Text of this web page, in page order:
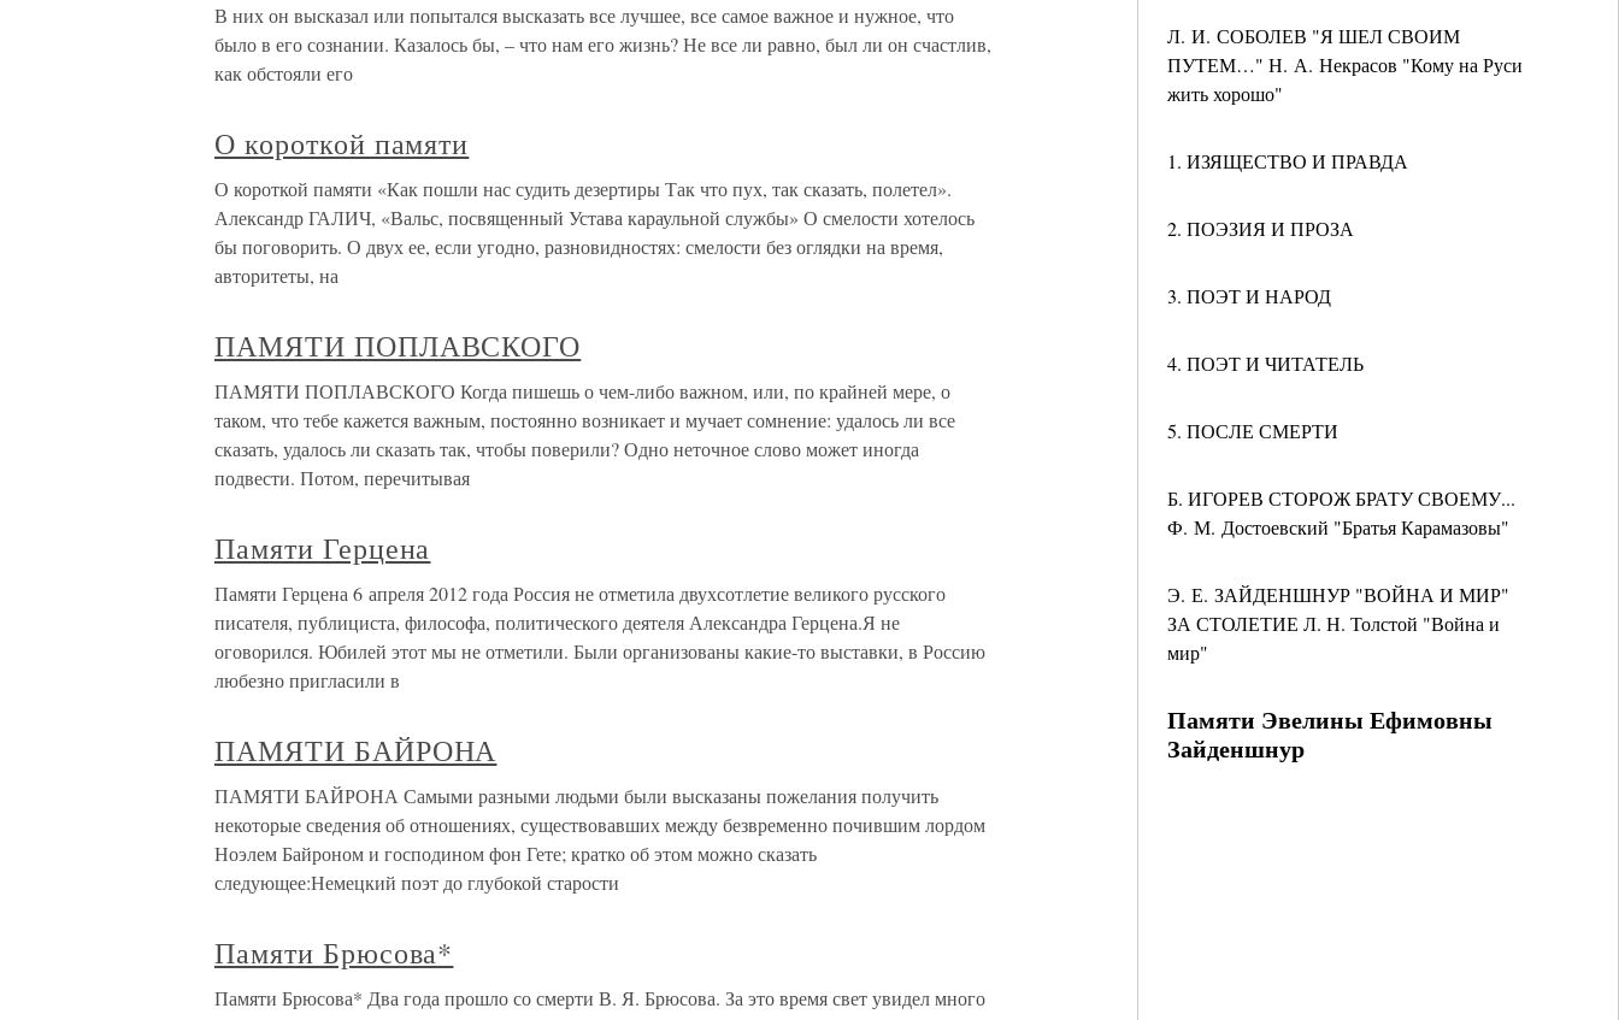
Л. И. СОБОЛЕВ "Я ШЕЛ СВОИМ
ПУТЕМ…" Н. А. Некрасов "Кому на Руси
жить хорошо"
1. ИЗЯЩЕСТВО И ПРАВДА
2. ПОЭЗИЯ И ПРОЗА
3. ПОЭТ И НАРОД
4. ПОЭТ И ЧИТАТЕЛЬ
5. ПОСЛЕ СМЕРТИ
Б. ИГОРЕВ СТОРОЖ БРАТУ СВОЕМУ...
Ф. М. Достоевский "Братья Карамазовы"
Э. Е. ЗАЙДЕНШНУР "ВОЙНА И МИР"
ЗА СТОЛЕТИЕ Л. Н. Толстой "Война и
мир"
Памяти Эвелины Ефимовны
Зайденшнур
В них он высказал или попытался высказать все лучшее, все самое важное и нужное, что
было в его сознании. Казалось бы, – что нам его жизнь? Не все ли равно, был ли он счастлив,
как обстояли его
О короткой памяти
О короткой памяти «Как пошли нас судить дезертиры Так что пух, так сказать, полетел».
Александр ГАЛИЧ, «Вальс, посвященный Устава караульной службы» О смелости хотелось
бы поговорить. О двух ее, если угодно, разновидностях: смелости без оглядки на время,
авторитеты, на
ПАМЯТИ ПОПЛАВСКОГО
ПАМЯТИ ПОПЛАВСКОГО Когда пишешь о чем-либо важном, или, по крайней мере, о
таком, что тебе кажется важным, постоянно возникает и мучает сомнение: удалось ли все
сказать, удалось ли сказать так, чтобы поверили? Одно неточное слово может иногда
подвести. Потом, перечитывая
Памяти Герцена
Памяти Герцена 6 апреля 2012 года Россия не отметила двухсотлетие великого русского
писателя, публициста, философа, политического деятеля Александра Герцена.Я не
оговорился. Юбилей этот мы не отметили. Были организованы какие-то выставки, в Россию
любезно пригласили в
ПАМЯТИ БАЙРОНА
ПАМЯТИ БАЙРОНА Самыми разными людьми были высказаны пожелания получить
некоторые сведения об отношениях, существовавших между безвременно почившим лордом
Ноэлем Байроном и господином фон Гете; кратко об этом можно сказать
следующее:Немецкий поэт до глубокой старости
Памяти Брюсова*
Памяти Брюсова* Два года прошло со смерти В. Я. Брюсова. За это время свет увидел много